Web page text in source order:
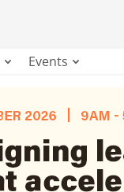
Events